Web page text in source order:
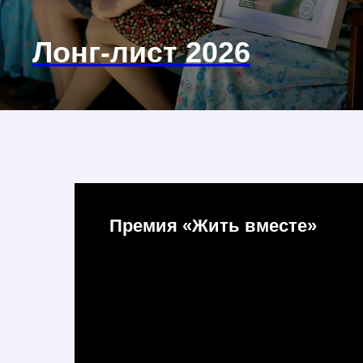
Лонг-лист 2026
Смотреть
Премия «Жить вместе»